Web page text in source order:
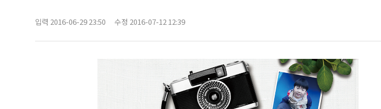
입력 2016-06-29 23:50 수정 2016-07-12 12:39